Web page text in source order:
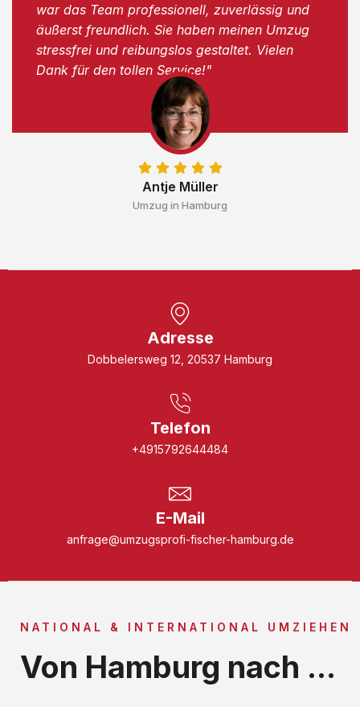
Antje Müller
Umzug in Hamburg
war das Team professionell, zuverlässig und
äußerst freundlich. Sie haben meinen Umzug
stressfrei und reibungslos gestaltet. Vielen
Dank für den tollen Service!"
Adresse
Dobbelersweg 12, 20537 Hamburg
Telefon
+4915792644484
E-Mail
anfrage@umzugsprofi-fischer-hamburg.de
NATIONAL & INTERNATIONAL UMZIEHEN
Von Hamburg nach ...